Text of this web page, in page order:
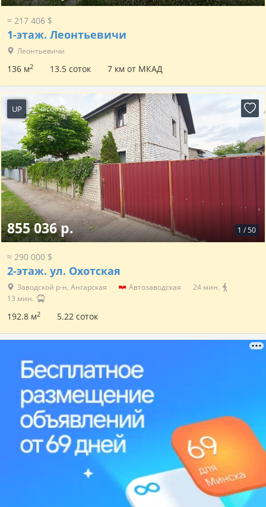
≈ 217 406 $
1-этаж. Леонтьевичи
Леонтьевичи
136 м2 13.5 соток 7 км от МКАД
UP 7 часов назад
1 /50
855 036 р.
≈ 290 000 $
2-этаж. ул. Охотская
Заводской р-н, Ангарская Автозаводская
24 мин.
13 мин.
192.8 м2 5.22 соток